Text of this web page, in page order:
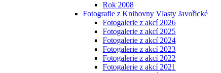
Rok 2008
Fotografie z Knihovny Vlasty Javořické
Fotogalerie z akcí 2026
Fotogalerie z akcí 2025
Fotogalerie z akcí 2024
Fotogalerie z akcí 2023
Fotogalerie z akcí 2022
Fotogalerie z akcí 2021